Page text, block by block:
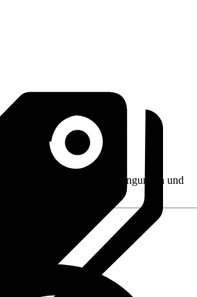
wie z. B. Rückgabebedingungen und
den Verkäufernamen.